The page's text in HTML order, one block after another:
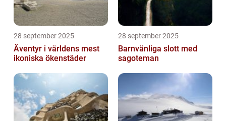
28 september 2025
Äventyr i världens mest
ikoniska ökenstäder
28 september 2025
Barnvänliga slott med
sagoteman